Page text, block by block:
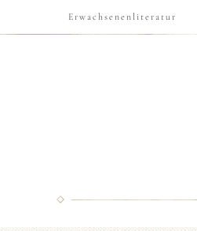
Erwachsenenliteratur